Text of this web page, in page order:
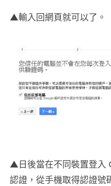
▲輸入回網頁就可以了。
▲日後當在不同裝置登入
認證，從手機取得認證號